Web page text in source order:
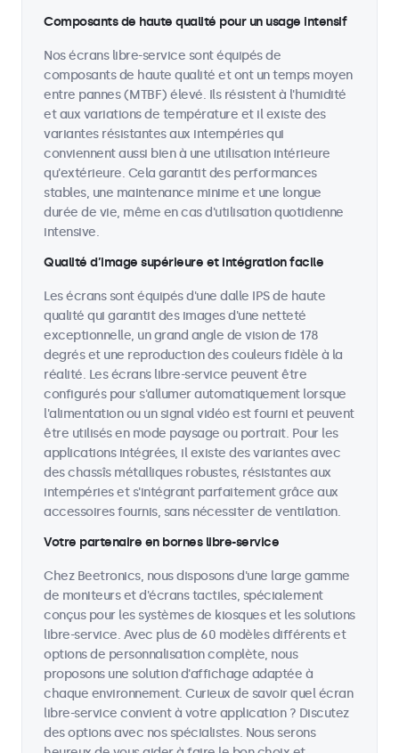
Composants de haute qualité pour un usage intensif
Nos écrans libre-service sont équipés de
composants de haute qualité et ont un temps moyen
entre pannes (MTBF) élevé. Ils résistent à l'humidité
et aux variations de température et il existe des
variantes résistantes aux intempéries qui
conviennent aussi bien à une utilisation intérieure
qu'extérieure. Cela garantit des performances
stables, une maintenance minime et une longue
durée de vie, même en cas d'utilisation quotidienne
intensive.
Qualité d’image supérieure et intégration facile
Les écrans sont équipés d'une dalle IPS de haute
qualité qui garantit des images d'une netteté
exceptionnelle, un grand angle de vision de 178
degrés et une reproduction des couleurs fidèle à la
réalité. Les écrans libre-service peuvent être
configurés pour s'allumer automatiquement lorsque
l'alimentation ou un signal vidéo est fourni et peuvent
être utilisés en mode paysage ou portrait. Pour les
applications intégrées, il existe des variantes avec
des chassîs métalliques robustes, résistantes aux
intempéries et s'intégrant parfaitement grâce aux
accessoires fournis, sans nécessiter de ventilation.
Votre partenaire en bornes libre-service
Chez Beetronics, nous disposons d'une large gamme
de moniteurs et d'écrans tactiles, spécialement
conçus pour les systèmes de kiosques et les solutions
libre-service. Avec plus de 60 modèles différents et
options de personnalisation complète, nous
proposons une solution d'affichage adaptée à
chaque environnement. Curieux de savoir quel écran
libre-service convient à votre application ? Discutez
des options avec nos spécialistes. Nous serons